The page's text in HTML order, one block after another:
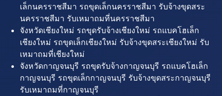
เล็กนครราชสีมา รถขุดเล็กนครราชสีมา รับจ้างขุดสระ
นครราชสีมา รับเหมาถมที่นครราชสีมา
จังหวัดเชียงใหม่ รถขุดรับจ้างเชียงใหม่ รถแบคโฮเล็ก
เชียงใหม่ รถขุดเล็กเชียงใหม่ รับจ้างขุดสระเชียงใหม่ รับ
เหมาถมที่เชียงใหม่
จังหวัดกาญจนบุรี รถขุดรับจ้างกาญจนบุรี รถแบคโฮเล็ก
กาญจนบุรี รถขุดเล็กกาญจนบุรี รับจ้างขุดสระกาญจนบุรี
รับเหมาถมที่กาญจนบุรี